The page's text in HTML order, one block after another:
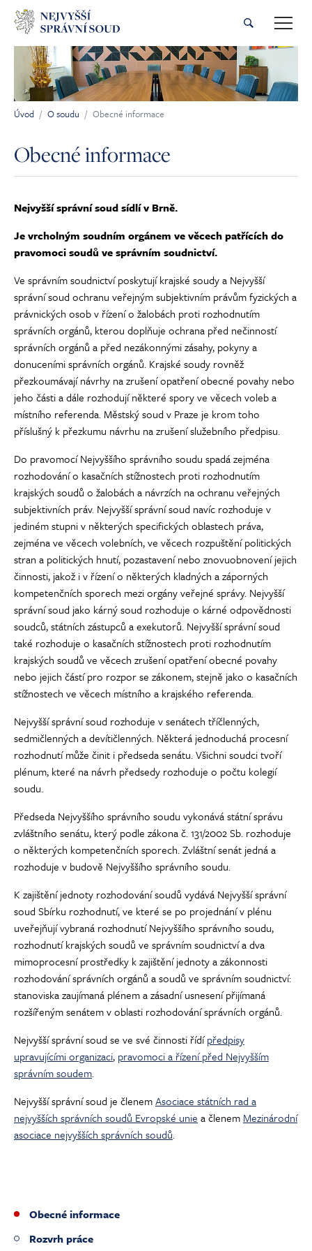
Přeskočit na hlavní obsah
Jsi tady:
Úvod O soudu Obecné informace
Obecné informace
Nejvyšší správní soud sídlí v Brně.
Je vrcholným soudním orgánem ve věcech patřících do
pravomoci soudů ve správním soudnictví.
Ve správním soudnictví poskytují krajské soudy a Nejvyšší
správní soud ochranu veřejným subjektivním právům fyzických a
právnických osob v řízení o žalobách proti rozhodnutím
správních orgánů, kterou doplňuje ochrana před nečinností
správních orgánů a před nezákonnými zásahy, pokyny a
donuceními správních orgánů. Krajské soudy rovněž
přezkoumávají návrhy na zrušení opatření obecné povahy nebo
jeho části a dále rozhodují některé spory ve věcech voleb a
místního referenda. Městský soud v Praze je krom toho
příslušný k přezkumu návrhu na zrušení služebního předpisu.
Do pravomocí Nejvyššího správního soudu spadá zejména
rozhodování o kasačních stížnostech proti rozhodnutím
krajských soudů o žalobách a návrzích na ochranu veřejných
subjektivních práv. Nejvyšší správní soud navíc rozhoduje v
jediném stupni v některých specifických oblastech práva,
zejména ve věcech volebních, ve věcech rozpuštění politických
stran a politických hnutí, pozastavení nebo znovuobnovení jejich
činnosti, jakož i v řízení o některých kladných a záporných
kompetenčních sporech mezi orgány veřejné správy. Nejvyšší
správní soud jako kárný soud rozhoduje o kárné odpovědnosti
soudců, státních zástupců a exekutorů. Nejvyšší správní soud
také rozhoduje o kasačních stížnostech proti rozhodnutím
krajských soudů ve věcech zrušení opatření obecné povahy
nebo jejich částí pro rozpor se zákonem, stejně jako o kasačních
stížnostech ve věcech místního a krajského referenda.
Nejvyšší správní soud rozhoduje v senátech tříčlenných,
sedmičlenných a devítičlenných. Některá jednoduchá procesní
rozhodnutí může činit i předseda senátu. Všichni soudci tvoří
plénum, které na návrh předsedy rozhoduje o počtu kolegií
soudu.
Předseda Nejvyššího správního soudu vykonává státní správu
zvláštního senátu, který podle zákona č. 131/2002 Sb. rozhoduje
o některých kompetenčních sporech. Zvláštní senát jedná a
rozhoduje v budově Nejvyššího správního soudu.
K zajištění jednoty rozhodování soudů vydává Nejvyšší správní
soud Sbírku rozhodnutí, ve které se po projednání v plénu
uveřejňují vybraná rozhodnutí Nejvyššího správního soudu,
rozhodnutí krajských soudů ve správním soudnictví a dva
mimoprocesní prostředky k zajištění jednoty a zákonnosti
rozhodování správních orgánů a soudů ve správním soudnictví:
stanoviska zaujímaná plénem a zásadní usnesení přijímaná
rozšířeným senátem v oblasti rozhodování správních orgánů.
Nejvyšší správní soud se ve své činnosti řídípředpisy
upravujícími organizaci, pravomoci a řízení před Nejvyšším
správním soudem.
Nejvyšší správní soud je členemAsociace státních rad a
nejvyšších správních soudů Evropské unie a členem Mezinárodní
asociace nejvyšších správních soudů.
Obecné informace
Rozvrh práce